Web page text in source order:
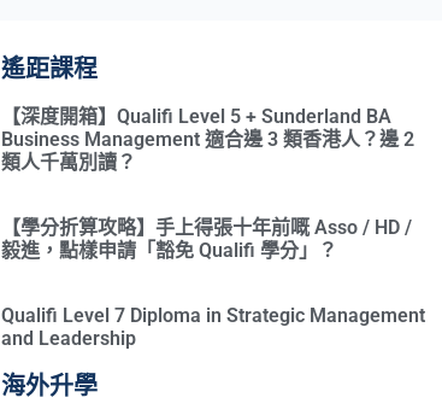
遙距課程
【深度開箱】Qualifi Level 5 + Sunderland BA
Business Management 適合邊 3 類香港人？邊 2
類人千萬別讀？
【學分折算攻略】手上得張十年前嘅 Asso / HD /
毅進，點樣申請「豁免 Qualifi 學分」？
Qualifi Level 7 Diploma in Strategic Management
and Leadership
海外升學